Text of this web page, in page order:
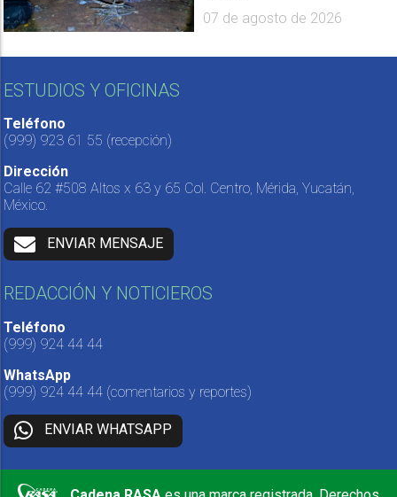
07 de agosto de 2026
ESTUDIOS Y OFICINAS
Teléfono
(999) 923 61 55 (recepción)
Dirección
Calle 62 #508 Altos x 63 y 65 Col. Centro, Mérida, Yucatán,
México.
ENVIAR MENSAJE
REDACCIÓN Y NOTICIEROS
Teléfono
(999) 924 44 44
WhatsApp
(999) 924 44 44 (comentarios y reportes)
ENVIAR WHATSAPP